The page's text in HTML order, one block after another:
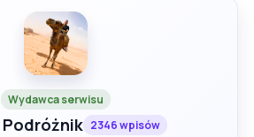
Wydawca serwisu
2346 wpisów